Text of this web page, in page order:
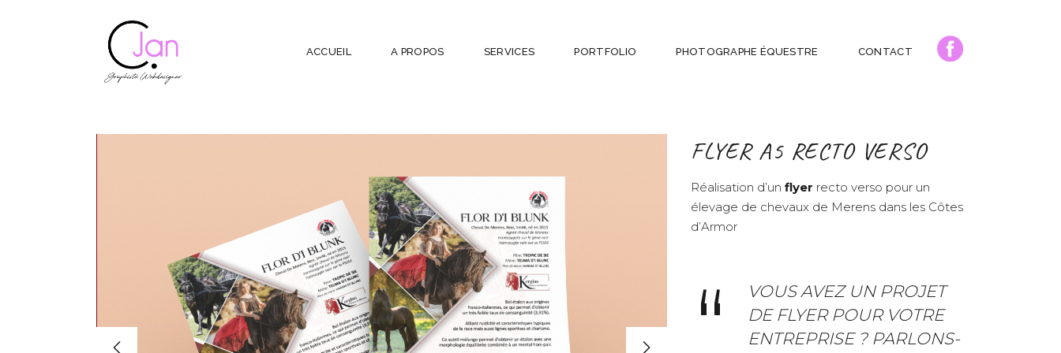
ACCUEIL A PROPOS SERVICES PORTFOLIO PHOTOGRAPHE ÉQUESTRE CONTACT
FLYER A5 RECTO VERSO
Réalisation d’unflyer recto verso pour un
élevage de chevaux de Merens dans les Côtes
d’Armor
VOUS AVEZ UN PROJET
DE FLYER POUR VOTRE
ENTREPRISE ? PARLONS-